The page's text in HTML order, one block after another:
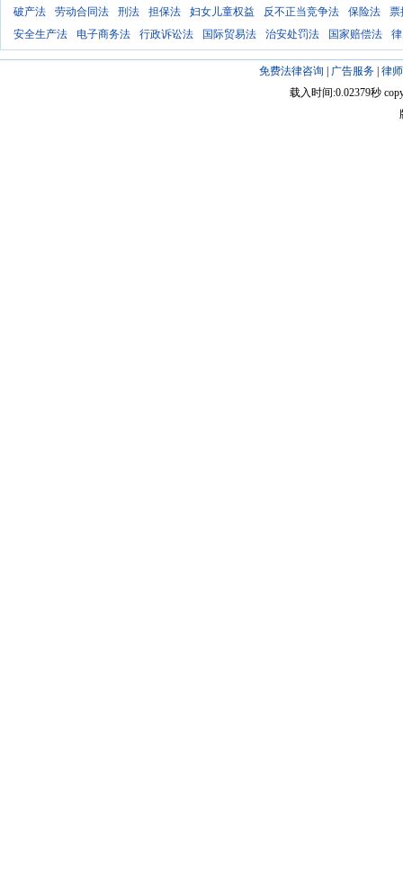
破产法 劳动合同法 刑法 担保法 妇女儿童权益 反不正当竞争法 保险法
票
安全生产法
电子商务法 行政诉讼法 国际贸易法 治安处罚法 国家赔偿法
免费法律咨询 广告服务| 律
载入时间:0.02379秒